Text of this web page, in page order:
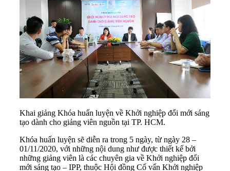
Khai giảng Khóa huấn luyện về Khởi nghiệp đổi mới sáng
tạo dành cho giảng viên nguồn tại TP. HCM.
Khóa huấn luyện sẽ diễn ra trong 5 ngày, từ ngày 28 –
01/11/2020, với những nội dung như được thiết kế bởi
những giảng viên là các chuyên gia về Khởi nghiệp đổi
mới sáng tạo – IPP, thuộc Hội đồng Cố vấn Khởi nghiệp